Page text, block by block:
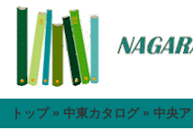
トップ» 中東カタログ» 中央